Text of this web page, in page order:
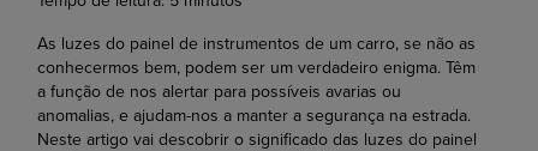
As luzes do painel de instrumentos de um carro, se não as
conhecermos bem, podem ser um verdadeiro enigma. Têm
a função de nos alertar para possíveis avarias ou
anomalias, e ajudam-nos a manter a segurança na estrada.
Neste artigo vai descobrir o significado das luzes do painel